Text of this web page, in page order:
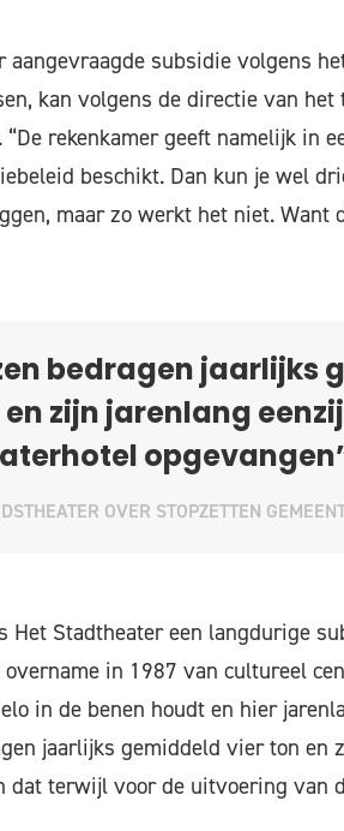
aangevraagde subsidie volgens
kan volgens de directie van
rekenkamer geeft namelijk in
beschikt. Dan kun je wel
maar zo werkt het niet.
bedragen jaarlijks
zijn jarenlang
OVER STOPZETTEN
Het Stadtheater een langdurige
in 1987 van cultureel
in de benen houdt en hier
jaarlijks gemiddeld vier ton en
dat terwijl voor de uitvoering van